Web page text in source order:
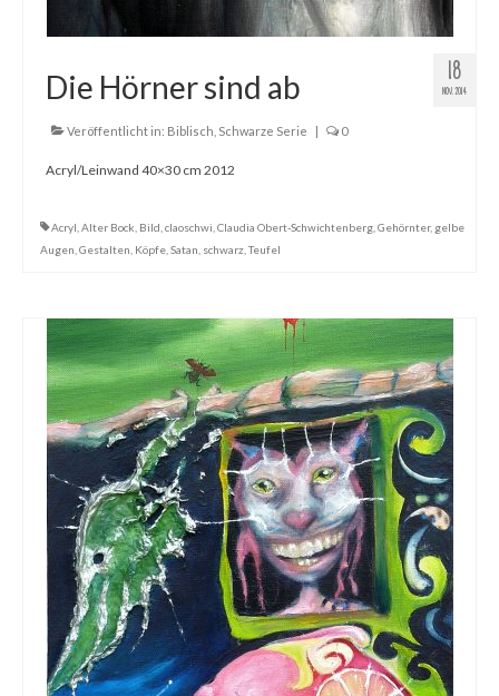
18
NOV. 2014
Die Hörner sind ab
Veröffentlicht in: Biblisch Schwarze Serie | 0
Acryl/Leinwand 40×30 cm 2012
Acryl Alter Bock Bild claoschwi Claudia Obert-Schwichtenberg Gehörnter, gelbe
Augen Gestalten Köpfe Satan schwarz ,Teufel